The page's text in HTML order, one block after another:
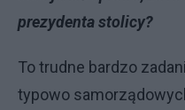
prezydenta stolicy?
To trudne bardzo
typowo